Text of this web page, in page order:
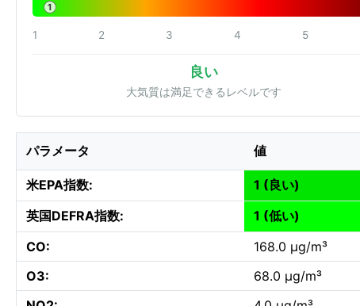
1
1 2 3 4 5
良い
大気質は満足できるレベルです
パラメータ 値
米EPA指数:
1 (良い)
英国DEFRA指数:
1 (低い)
CO:
168.0 µg/m³
O3:
68.0 µg/m³